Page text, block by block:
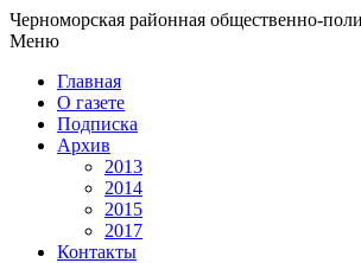
Черноморская районная общественно-
Меню
Главная
О газете
Подписка
Архив
2013
2014
2015
2017
Контакты